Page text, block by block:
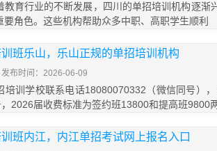
教育行业的不断发展，四川的单招培训机构逐渐
要角色。这些机构帮助众多中职、高职学生顺利
班乐山，乐山正规的单招培训机构
发布时间：2026-06-09
培训学校联系电话18080070332（微信同号）
2026届收费标准为签约班13800和提高班9800
班内江，内江单招考试网上报名入口